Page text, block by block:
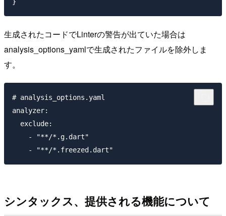
生成されたコードでLinterの警告が出ていた場合は
analysis_options_yamlで生成されたファイルを除外しま
す。
# analysis_options.yaml
analyzer:
  exclude:
    - "**/*.g.dart"
シンタックス、提供される機能について